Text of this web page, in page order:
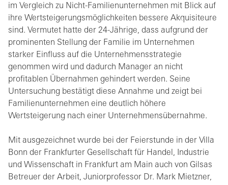
im Vergleich zu Nicht-Familienunternehmen mit Blick auf
ihre Wertsteigerungsmöglichkeiten bessere Akquisiteure
sind. Vermutet hatte der 24-Jährige, dass aufgrund der
prominenten Stellung der Familie im Unternehmen
starker Einfluss auf die Unternehmensstrategie
genommen wird und dadurch Manager an nicht
profitablen Übernahmen gehindert werden. Seine
Untersuchung bestätigt diese Annahme und zeigt bei
Familienunternehmen eine deutlich höhere
Wertsteigerung nach einer Unternehmensübernahme.
Mit ausgezeichnet wurde bei der Feierstunde in der Villa
Bonn der Frankfurter Gesellschaft für Handel, Industrie
und Wissenschaft in Frankfurt am Main auch von Gilsas
Betreuer der Arbeit, Juniorprofessor Dr. Mark Mietzner,